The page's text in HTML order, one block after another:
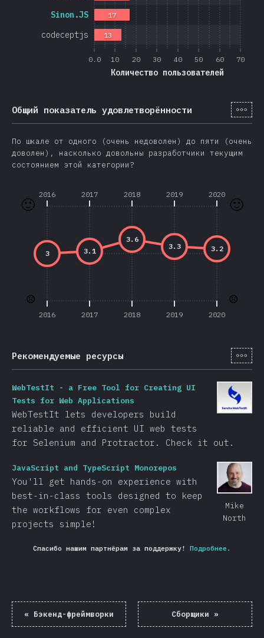
0.0 10 20 30 40 50 60 70
Количество пользователей
codeceptjs
Sinon.JS
13
17
Общий показатель удовлетворённости [ru-
По шкале от одного (очень недоволен) до пяти (очень
доволен), насколько довольны разработчики текущим
состоянием этой категории?
2016 2017 2018 2019 2020
☹️
🙂
2016 2017 2018 2019 2020
☹️
🙂
3.2
3.3
3.6
3.1
3
Рекомендуемые ресурсы [ru-
WebTestIt - a Free Tool for Creating UI
Tests for Web Applications
WebTestIt lets developers build
reliable and efficient UI web tests
for Selenium and Protractor. Check it out.
Mike
North
JavaScript and TypeScript Monorepos
You'll get hands-on experience with
best-in-class tools designed to keep
the workflows for even complex
projects simple!
Спасибо нашим партнёрам за поддержку! Подробнее.
« Бэкенд-фреймворки Сборщики »